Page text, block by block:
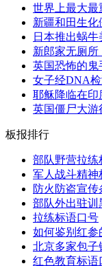
世界上最大最
新疆和田生化
日本推出蜗牛
新郎家无厕所
英国恐怖的鬼
女子经DNA
耶稣降临在印
英国僵尸大游
板报排行
部队野营拉练
军人战斗精神
防火防盗宣
部队外出驻训
拉练标语口号
如何鉴别红参
北京多家包子
红色教育标语